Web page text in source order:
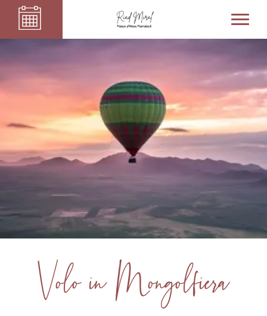
Volo in Mongolfiera